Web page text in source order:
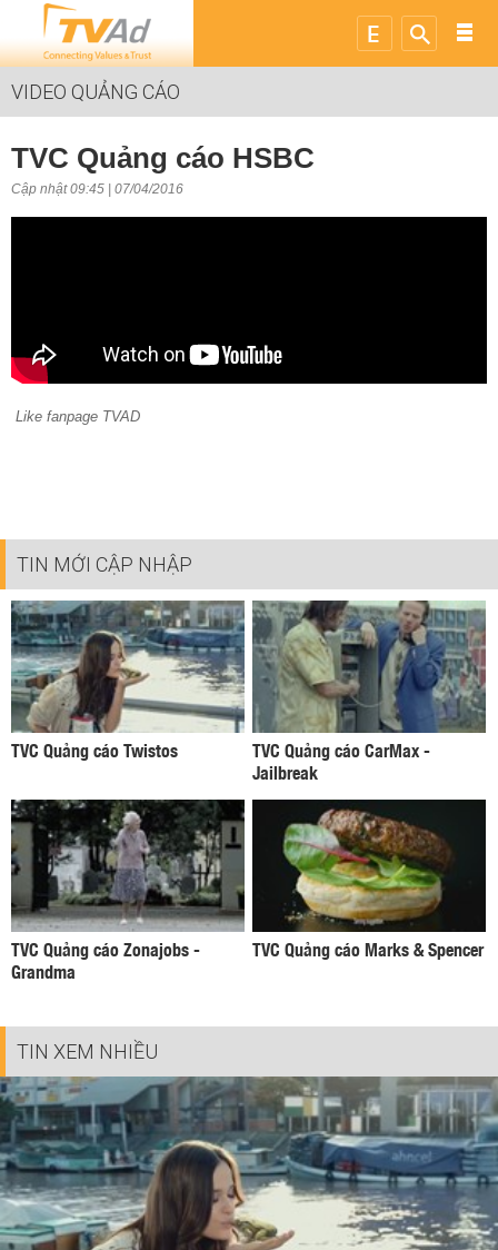
VIDEO QUẢNG CÁO
TVC Quảng cáo HSBC
Cập nhật 09:45 | 07/04/2016
Like fanpage TVAD
TIN MỚI CẬP NHẬP
TVC Quảng cáo Twistos
TVC Quảng cáo CarMax -
Jailbreak
TVC Quảng cáo Zonajobs -
Grandma
TVC Quảng cáo Marks & Spencer
TIN XEM NHIỀU